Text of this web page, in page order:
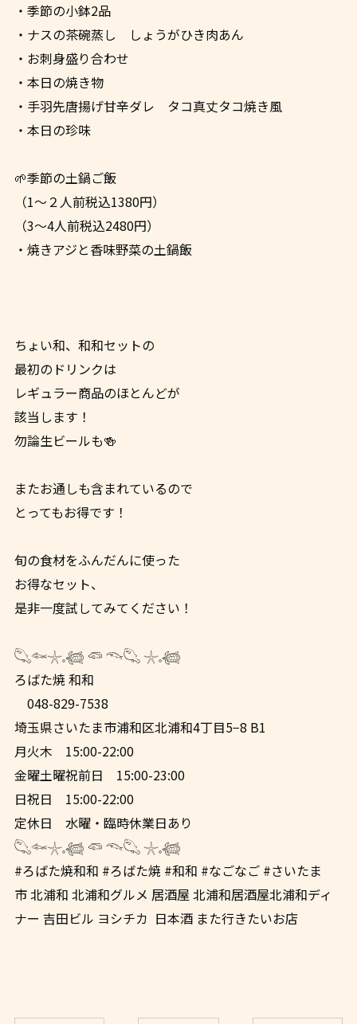
・季節の小鉢2品
・ナスの茶碗蒸し しょうがひき肉あん
・お刺身盛り合わせ
・本日の焼き物
・手羽先唐揚げ甘辛ダレ タコ真丈タコ焼き風
・本日の珍味
🌱季節の土鍋ご飯
（1〜２人前税込1380円）
（3〜4人前税込2480円）
・焼きアジと香味野菜の土鍋飯
ちょい和、和和セットの
最初のドリンクは
レギュラー商品のほとんどが
該当します！
勿論生ビールも🍻
またお通しも含まれているので
とってもお得です！
旬の食材をふんだんに使った
お得なセット、
是非一度試してみてください！
𓆡𓆜𓇼𓈒𓆉 𓆛 𓆞𓆡 𓇼𓈒𓆉
ろばた焼 和和
048-829-7538
埼玉県さいたま市浦和区北浦和4丁目5−8 B1
月火木 15:00-22:00
金曜土曜祝前日 15:00-23:00
日祝日 15:00-22:00
定休日 水曜・臨時休業日あり
𓆡𓆜𓇼𓈒𓆉 𓆛 𓆞𓆡 𓇼𓈒𓆉
#ろばた焼和和 #ろばた焼 #和和 #なごなご #さいたま
市 北浦和 北浦和グルメ 居酒屋 北浦和居酒屋北浦和ディ
ナー 吉田ビル ヨシチカ 日本酒 また行きたいお店